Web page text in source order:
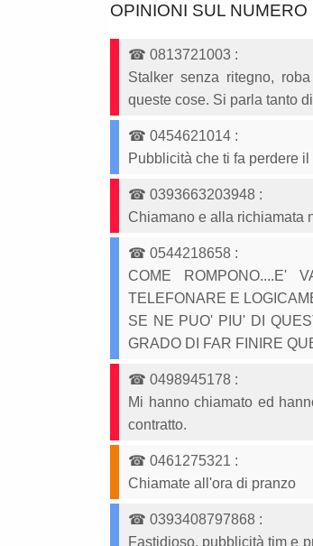
OPINIONI SUL
☎ 0813721003 :
Stalker senza ritegno,
queste cose. Si parla tanto
☎ 0454621014 :
Pubblicità che ti fa perdere il
☎ 0393663203948 :
Chiamano e alla richiamata
☎ 0544218658 :
COME ROMPONO....E'
TELEFONARE E
SE NE PUO' PIU' DI
GRADO DI FAR FINIRE
☎ 0498945178 :
Mi hanno chiamato ed
contratto.
☎ 0461275321 :
Chiamate all'ora di pranzo
☎ 0393408797868 :
Fastidioso, pubblicità tim e